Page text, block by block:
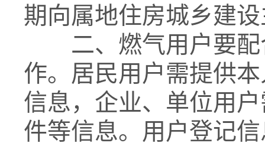
期向属地住房城乡建
二、燃气用户要配
作。居民用户需提供
信息，企业、单位用
件等信息。用户登记